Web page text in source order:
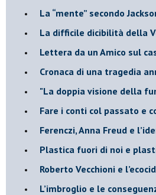
​La “mente” secondo
La difficile dicibilità della
​Lettera da un Amico sul
​Cronaca di una tragedia
"​La doppia visione della
​Fare i conti col passato e
​Ferenczi, Anna Freud e
Plastica fuori di noi e
​Roberto Vecchioni e
​L’imbroglio e le